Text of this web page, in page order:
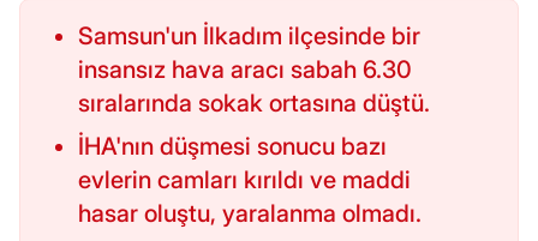
Samsun'un İlkadım ilçesinde bir
insansız hava aracı sabah 6.30
sıralarında sokak ortasına düştü.
İHA'nın düşmesi sonucu bazı
evlerin camları kırıldı ve maddi
hasar oluştu, yaralanma olmadı.